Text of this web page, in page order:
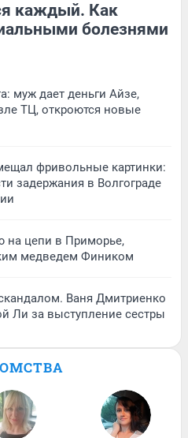
каждый. Как
болезнями
муж дает деньги Айзе,
ТЦ, откроются новые
фривольные картинки:
задержания в Волгограде
цепи в Приморье,
медведем Фиником
Ваня Дмитриенко
Ли за выступление сестры